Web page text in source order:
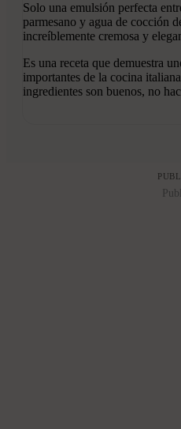
Solo una emulsión perfecta
parmesano y agua de cocción
increíblemente cremosa y
Es una receta que demuestra
importantes de la cocina
ingredientes son buenos, no